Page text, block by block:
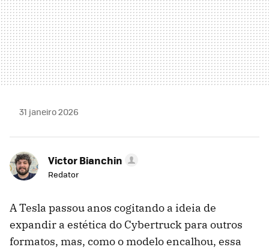
31 janeiro 2026
Victor Bianchin
Redator
A Tesla passou anos cogitando a ideia de
expandir a estética do Cybertruck para outros
formatos, mas, como o modelo encalhou, essa